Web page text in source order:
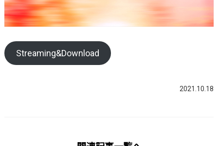
Streaming&Download
2021.10.18